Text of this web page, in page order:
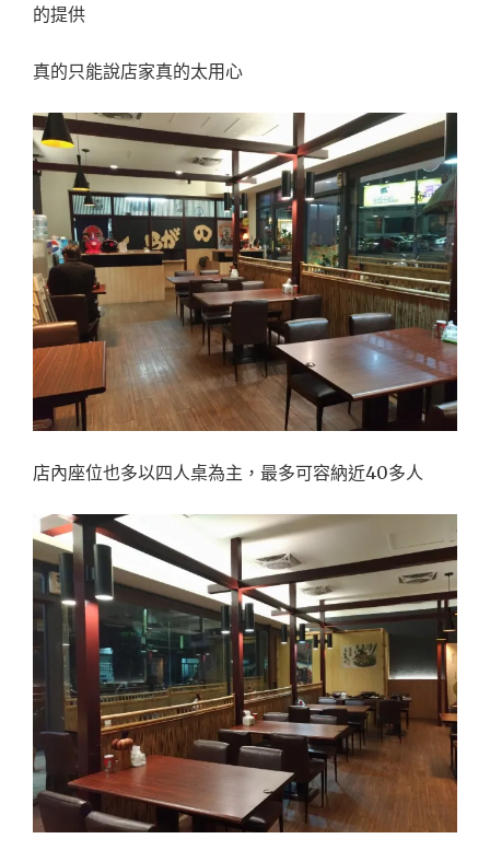
的提供
真的只能說店家真的太用心
店內座位也多以四人桌為主，最多可容納近40多人